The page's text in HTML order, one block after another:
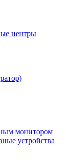
центры
монитором
устройства